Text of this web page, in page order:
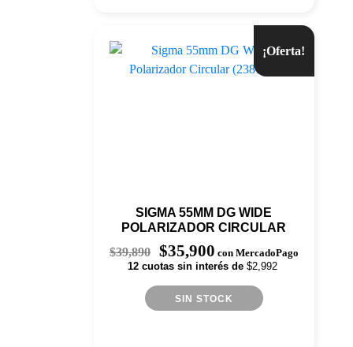
SIGMA 55MM DG WIDE
POLARIZADOR CIRCULAR
(238150)
¡Oferta!
$39,890
El
precio
original
$39,890.
$35,900El
precio
actual
$35,900.
con MercadoPago
12 cuotas sin interés de $2,992
SIN STOCK